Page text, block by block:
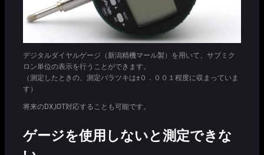
デジタルダイヤルゲージ（新潟精機マール製）を用いて、サブミク
ロン単位の表示を行うことができます。
（測定したときの、測定バラツキは±０．００１程度に収まっていま
す）
将来のDX,IOT対応することも可能です。
ゲージを使用しないと測定できな